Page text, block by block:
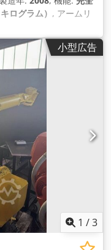
ログラム） , アームリ
小型広告
1 /3